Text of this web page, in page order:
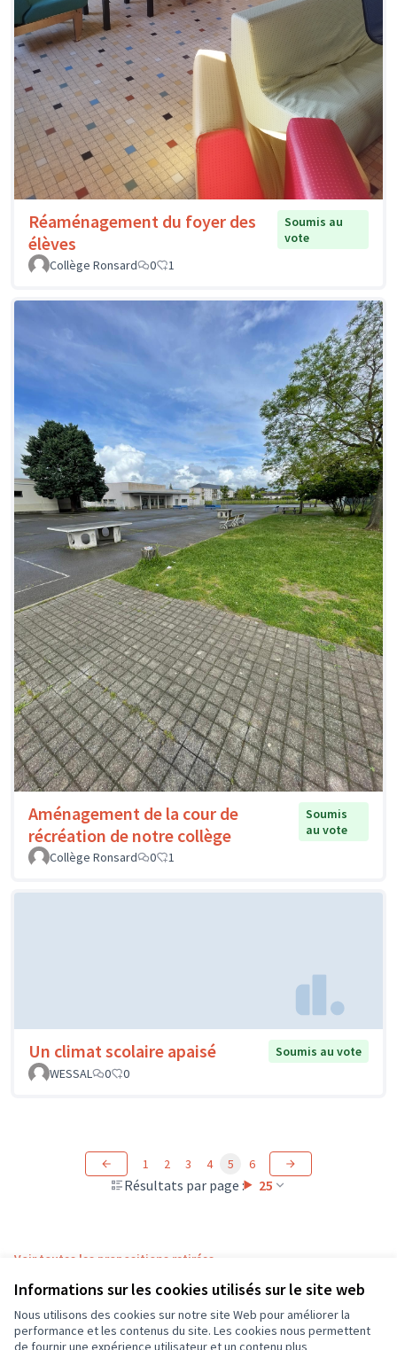
Informations sur les cookies utilisés sur le site web
Nous utilisons des cookies sur notre site Web pour améliorer la
performance et les contenus du site. Les cookies nous permettent
de fournir une expérience utilisateur et un contenu plus
Réaménagement du foyer des
élèves
Soumis au
vote
Collège Ronsard
0 1
Aménagement de la cour de
récréation de notre collège
Soumis
au vote
Collège Ronsard
0 1
Un climat scolaire apaisé
Soumis au vote
WESSAL
0 0
Résultats par page : 25
1 2 3 4 5 6
Voir toutes les propositions retirées
Conditions d'utilisation
Paramètres des cookies